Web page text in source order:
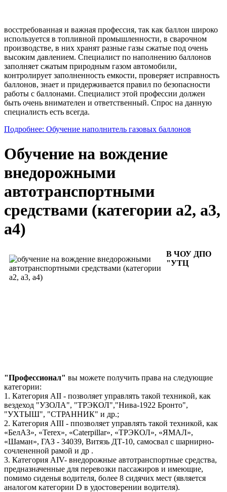
восстребованная и важная профессия, так как баллон широко
используется в топливной промышленности, в сварочном
производстве, в них хранят разные газы сжатые под очень
высоким давлением. Специалист по наполнению баллонов
заполняет сжатым природным газом автомобили,
контролирует заполненность емкости, проверяет исправность
баллонов, знает и придерживается правил по безопасности
работы с баллонами. Специалист этой профессии должен
быть очень внимателен и ответственный. Спрос на данную
специалисть есть всегда.
Подробнее: Обучение наполнитель газовых баллонов
Обучение на вождение
внедорожными
автотранспортными
средствами (категории а2, а3,
а4)
В ЧОУ ДПО
"УТЦ
"Профессионал" вы можете получить права на следующие
категории:
1. Категория АII - позволяет управлять такой техникой, как
вездеход "УЗОЛА", "ТРЭКОЛ","Нива-1922 Бронто",
"УХТЫШ", "СТРАННИК" и др.;
2. Категория АIII - ппозволяет управлять такой техникой, как
«БелАЗ», «Terex», «Caterpillar», «ТРЭКОЛ», «ЯМАЛ»,
«Шаман», ГАЗ - 34039, Витязь ДТ-10, самосвал с шарнирно-
сочлененной рамой и др .
3. Категория AIV- внедорожные автотранспортные средства,
предназначенные для перевозки пассажиров и имеющие,
помимо сиденья водителя, более 8 сидячих мест (является
аналогом категории D в удостоверении водителя).